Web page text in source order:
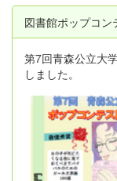
図書館ポップコン
第7回青森公立大
しました。